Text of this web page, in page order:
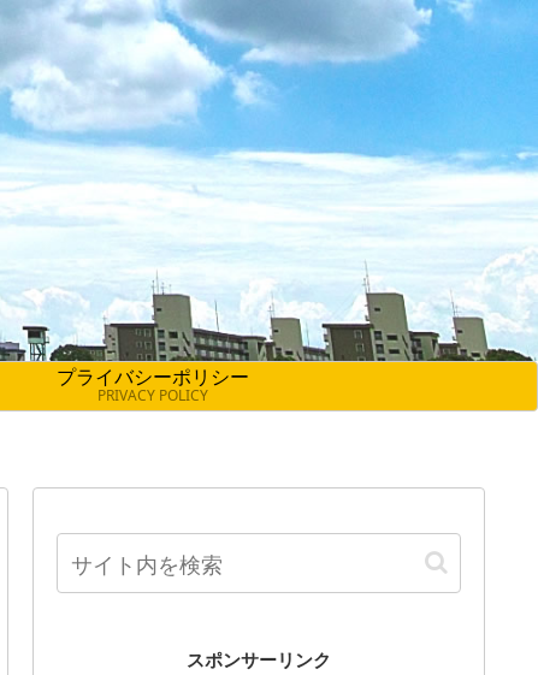
プライバシーポリシー
PRIVACY POLICY
スポンサーリンク